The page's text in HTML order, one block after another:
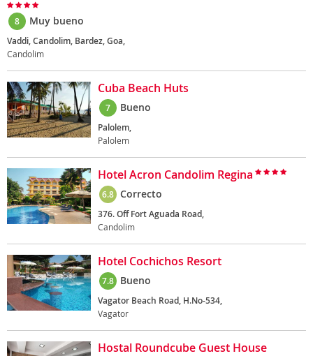
8 Muy bueno
Vaddi, Candolim, Bardez, Goa,
Candolim
Cuba Beach Huts
7 Bueno
Palolem,
Palolem
Hotel Acron Candolim Regina
6.8 Correcto
376. Off Fort Aguada Road,
Candolim
Hotel Cochichos Resort
7.8 Bueno
Vagator Beach Road, H.No-534,
Vagator
Hostal Roundcube Guest House